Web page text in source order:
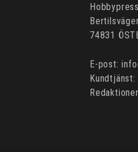
74831
E-post: